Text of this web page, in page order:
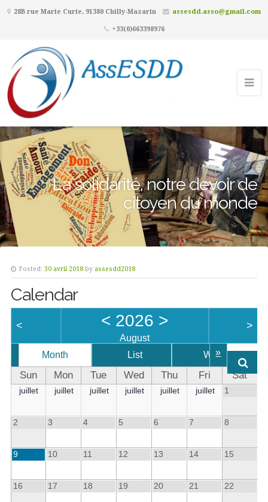
28B rue Marie Curie, 91380 Chilly-Mazarin
assesdd.asso@gmail.com
+33(0)663398976
La solidarité, notre devoir de
citoyen du monde
Posted: 30 avril 2018 by assesdd2018
Calendar
< < 2026 >
August
>
»
Month List Week
Sun Mon Tue Wed Thu Fri Sat
juillet juillet juillet juillet juillet juillet 1
2 3 4 5 6 7 8
9 10 11 12 13 14 15
16 17 18 19 20 21 22